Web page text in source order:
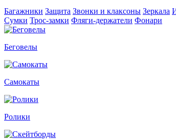
Багажники Защита Звонки и клаксоны Зеркала
Сумки Трос-замки Фляги-держатели Фонари
Беговелы
Самокаты
Ролики